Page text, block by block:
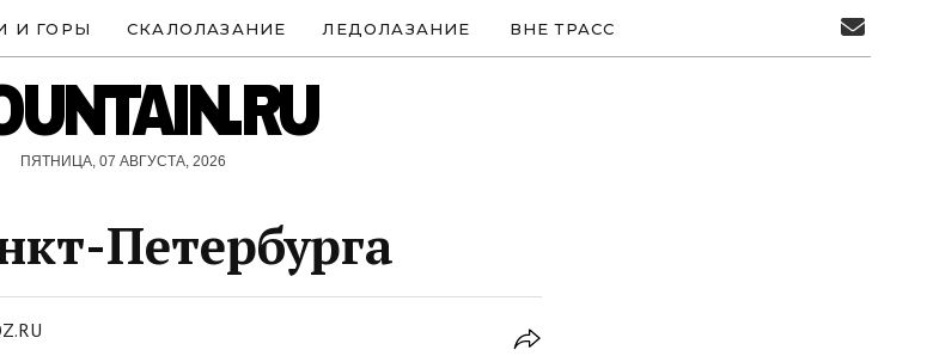
И ГОРЫ СКАЛОЛАЗАНИЕ ЛЕДОЛАЗАНИЕ ВНЕ ТРАСС
ПЯТНИЦА, 07 АВГУСТА, 2026
Петербурга